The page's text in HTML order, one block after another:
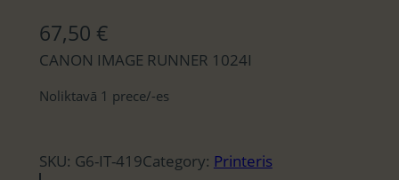
67,50 €
CANON IMAGE RUNNER 1024I
Noliktavā 1 prece/-es
SKU: G6-IT-419Category: Printeris